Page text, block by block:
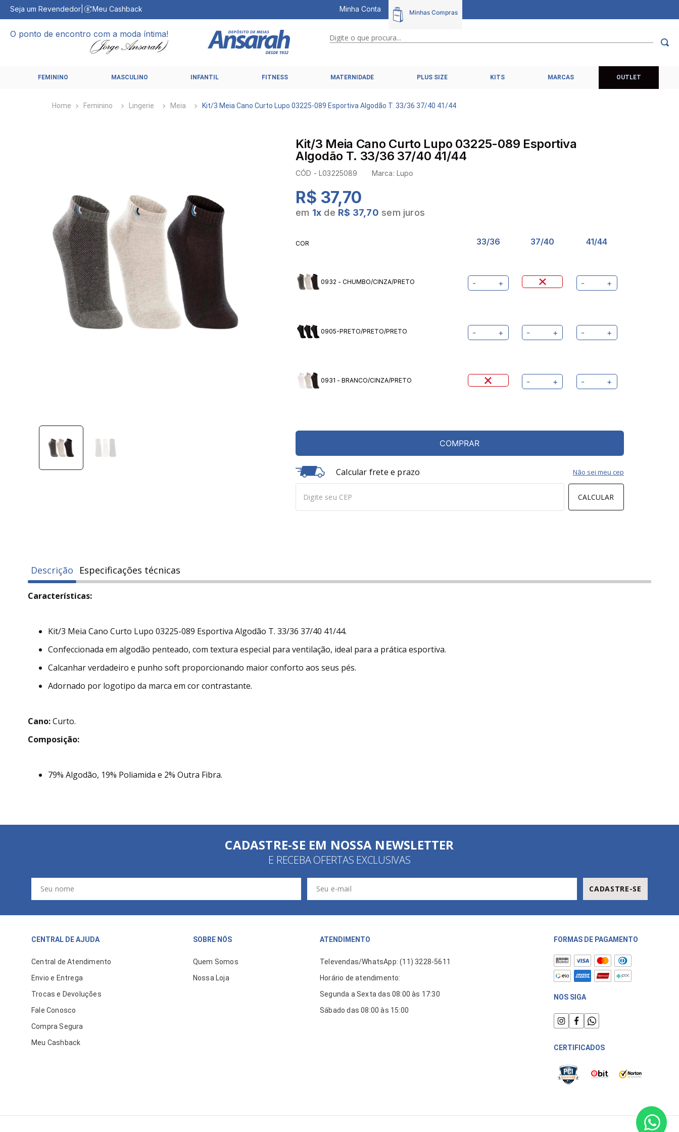
Seja um Revendedor Meu Cashback Minha Conta
O ponto de encontro com a moda íntima! Digite o que procura...
FEMININO MASCULINO INFANTIL FITNESS MATERNIDADE PLUS SIZE KITS MARCAS OUTLET
Feminino Lingerie Meia Kit/3 Meia Cano Curto Lupo 03225-089 Esportiva Algodão T. 33/36 37/40 41/44
Kit/3 Meia Cano Curto Lupo 03225-089 Esportiva
Algodão T. 33/36 37/40 41/44
CÓD -L03225089 Marca: Lupo
R$ 37,70
em 1x de R$ 37,70 sem juros
COR 33/36 37/40 41/44
0932 - CHUMBO/CINZA/PRETO - + - +
0905-PRETO/PRETO/PRETO - + - + - +
0931 - BRANCO/CINZA/PRETO - + - +
COMPRAR
Calcular frete e prazo
CALCULAR
Não sei meu cep
Descrição Especificações técnicas
Características:
Kit/3 Meia Cano Curto Lupo 03225-089 Esportiva Algodão T. 33/36 37/40 41/44.
Confeccionada em algodão penteado, com textura especial para ventilação, ideal para a prática esportiva.
Calcanhar verdadeiro e punho soft proporcionando maior conforto aos seus pés.
Adornado por logotipo da marca em cor contrastante.
Cano:Curto.
Composição:
79% Algodão, 19% Poliamida e 2% Outra Fibra.
CADASTRE-SE EM NOSSA NEWSLETTER
E RECEBA OFERTAS EXCLUSIVAS
CADASTRE-SE
CENTRAL DE AJUDA
Central de Atendimento
Envio e Entrega
Trocas e Devoluções
Fale Conosco
Compra Segura
Meu Cashback
SOBRE NÓS
Quem Somos
Nossa Loja
ATENDIMENTO
Televendas/WhatsApp: (11) 3228-5611
Horário de atendimento:
Segunda a Sexta das 08:00 às 17:30
Sábado das 08:00 às 15:00
FORMAS DE PAGAMENTO
NOS SIGA
CERTIFICADOS
1 º
calcinhas
5
sutiã liz
6º
sutias
8 º
hering intimates